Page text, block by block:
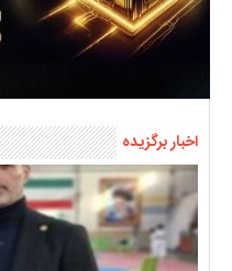
اخبار برگزیده